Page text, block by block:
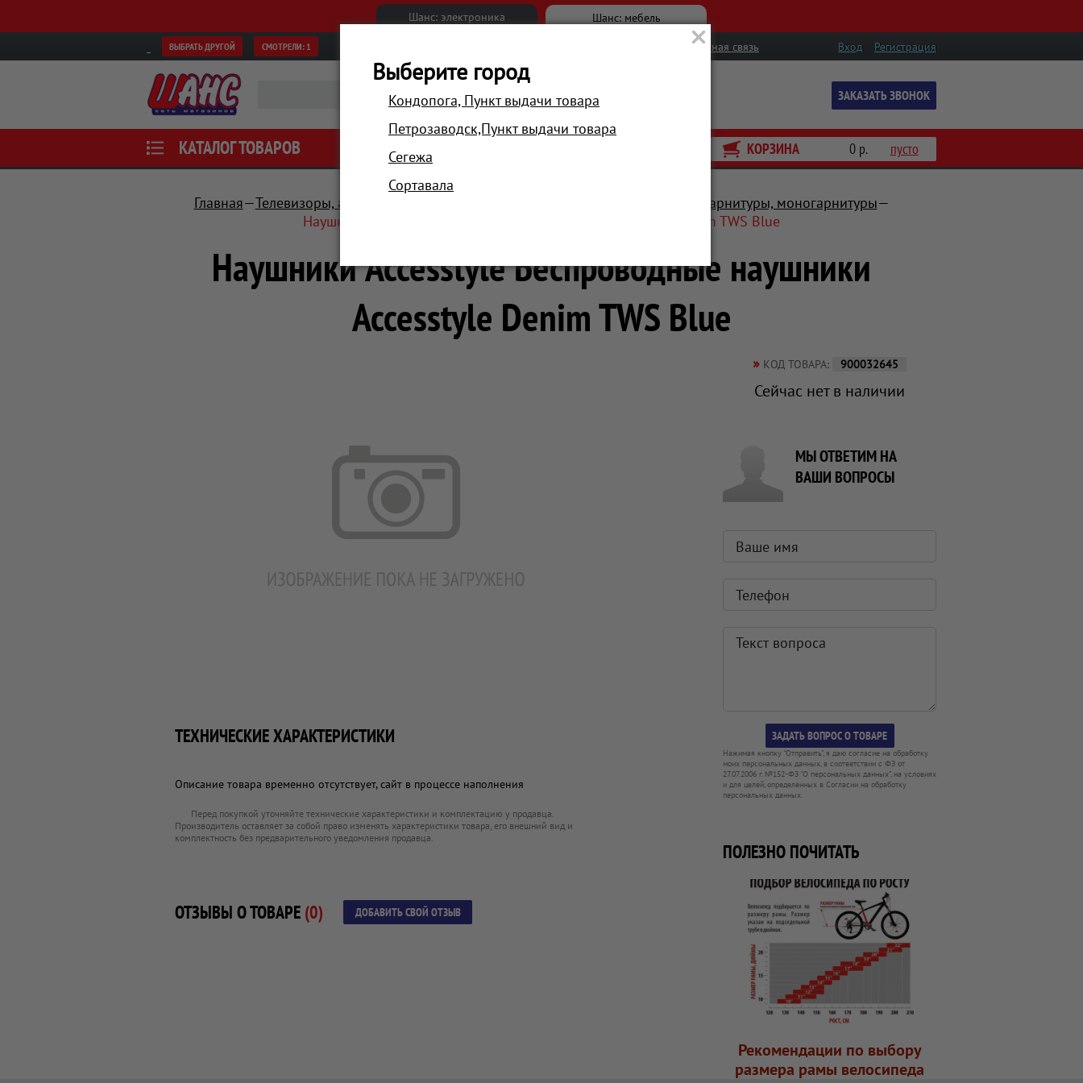
Шанс: электроника Шанс: мебель
ВЫБРАТЬ ДРУГОЙ СМОТРЕЛИ: 1 Вход Регистрация
Обратная связь
ЗАКАЗАТЬ ЗВОНОК
КАТАЛОГ ТОВАРОВ АКЦИИ КОРЗИНА 0 р. пусто
Главная Телевизоры, аудио, мультимедиа
Bluetooth гарнитуры, моногарнитуры
Наушники Accesstyle Беспроводные наушники Accesstyle Denim TWS Blue
Наушники Accesstyle Беспроводные наушники
Accesstyle Denim TWS Blue
ТЕХНИЧЕСКИЕ ХАРАКТЕРИСТИКИ
Описание товара временно отсутствует, сайт в процессе наполнения
Перед покупкой уточняйте технические характеристики и комплектацию у продавца.
Производитель оставляет за собой право изменять характеристики товара, его внешний вид и
комплектность без предварительного уведомления продавца.
ОТЗЫВЫ О ТОВАРЕ (0) ДОБАВИТЬ СВОЙ ОТЗЫВ
» КОД ТОВАРА: 900032645
Сейчас нет в наличии
МЫ ОТВЕТИМ НА
ВАШИ ВОПРОСЫ
Нажимая кнопку "Отправить", я даю согласие на обработку
моих персональных данных, в соответствии с ФЗ от
27.07.2006 г. №152-ФЗ "О персональных данных", на условиях
и для целей, определенных в Согласии на обработку
персональных данных.
ПОЛЕЗНО ПОЧИТАТЬ
Рекомендации по выбору
размера рамы велосипеда
Выберите город
Кондопога, Пункт выдачи товара
Петрозаводск,Пункт выдачи товара
Сегежа
Сортавала